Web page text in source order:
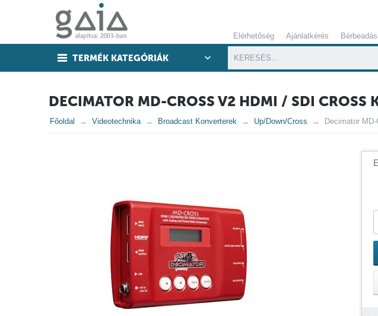
Elérhetőség Ajánlatkérés Bérbeadás
TERMÉK KATEGÓRIÁK
DECIMATOR MD-CROSS V2 HDMI / SDI CROSS
Főoldal Videotechnika Broadcast Konverterek Up/Down/Cross Decimator